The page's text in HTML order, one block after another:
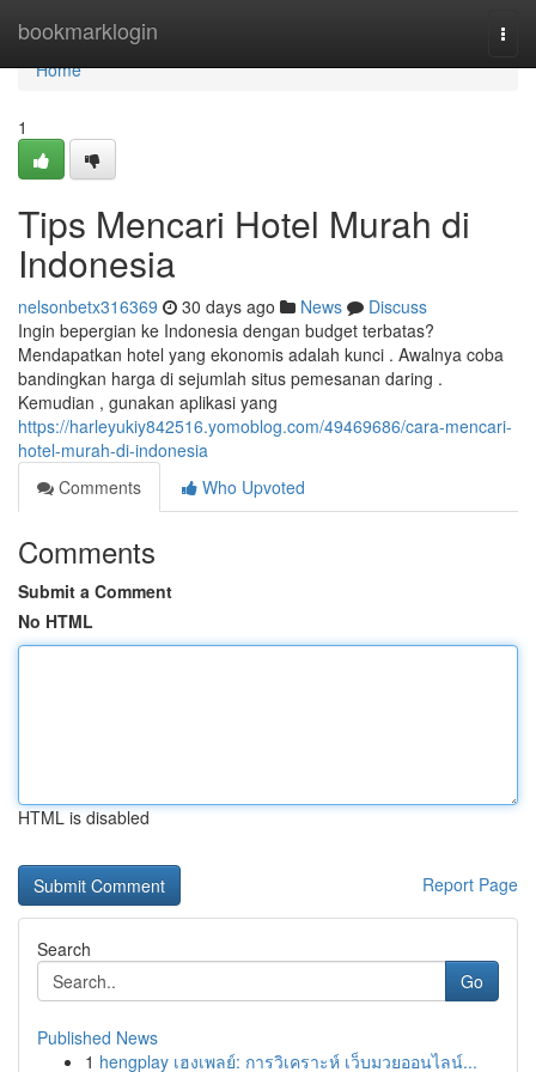
bookmarklogin
Home
Home
1
Tips Mencari Hotel Murah di
Indonesia
nelsonbetx316369 30 days ago News
Discuss
Ingin bepergian ke Indonesia dengan budget terbatas?
Mendapatkan hotel yang ekonomis adalah kunci . Awalnya coba
bandingkan harga di sejumlah situs pemesanan daring .
Kemudian , gunakan aplikasi yang
https://harleyukiy842516.yomoblog.com/49469686/cara-mencari-
hotel-murah-di-indonesia
Comments
Who Upvoted
Comments
Submit a Comment
No HTML
HTML is disabled
Report Page
Search
Go
Published News
1 hengplay เฮงเพลย์: การวิเคราะห์ เว็บมวยออนไลน์...